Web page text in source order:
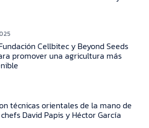
Cellbitec y Beyond Seeds
promover una agricultura más
técnicas orientales de la mano de
David Papis y Héctor García